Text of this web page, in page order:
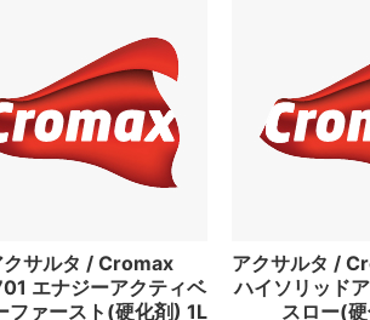
クサルタ / Cromax
エナジーアクティベ
ファースト(硬化剤) 1L
アクサルタ /
ハイソリッド
スロー(